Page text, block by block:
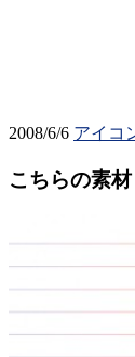
2008/6/6 アイコ
こちらの素